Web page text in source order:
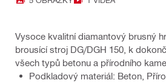
Vysoce kvalitní diamantový brusný
brousící stroj DG/DGH 150, k
všech typů betonu a přírodního
Podkladový materiál: Beton,